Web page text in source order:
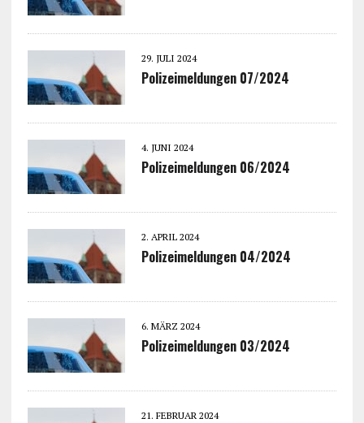
29. JULI 2024
Polizeimeldungen 07/2024
4. JUNI 2024
Polizeimeldungen 06/2024
2. APRIL 2024
Polizeimeldungen 04/2024
6. MÄRZ 2024
Polizeimeldungen 03/2024
21. FEBRUAR 2024